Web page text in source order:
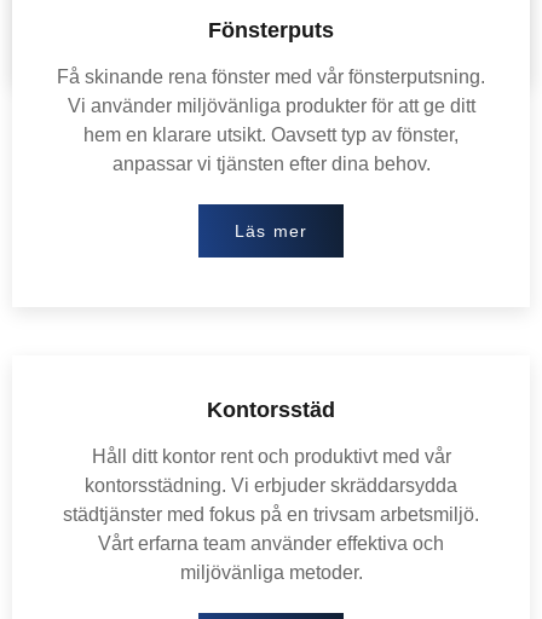
Fönsterputs
Få skinande rena fönster med vår fönsterputsning.
Vi använder miljövänliga produkter för att ge ditt
hem en klarare utsikt. Oavsett typ av fönster,
anpassar vi tjänsten efter dina behov.
Läs mer
Kontorsstäd
Håll ditt kontor rent och produktivt med vår
kontorsstädning. Vi erbjuder skräddarsydda
städtjänster med fokus på en trivsam arbetsmiljö.
Vårt erfarna team använder effektiva och
miljövänliga metoder.